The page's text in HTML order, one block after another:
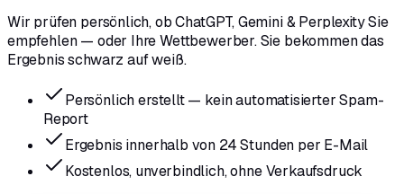
Wir prüfen persönlich, ob ChatGPT, Gemini & Perplexity Sie
empfehlen — oder Ihre Wettbewerber. Sie bekommen das
Ergebnis schwarz auf weiß.
Persönlich erstellt — kein automatisierter Spam-
Report
Ergebnis innerhalb von 24 Stunden per E-Mail
Kostenlos, unverbindlich, ohne Verkaufsdruck